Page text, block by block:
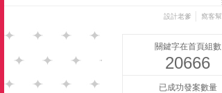
設計老爹 窩客幫
關鍵字在首頁組數
20666
已成功發案數量